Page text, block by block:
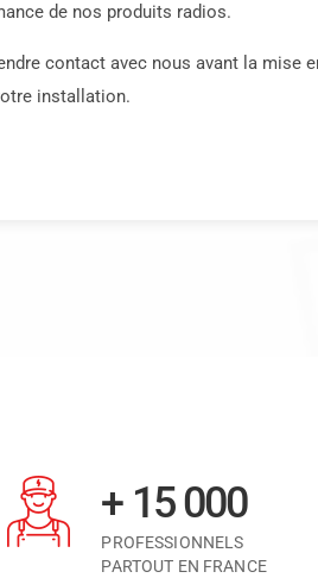
de nos produits radios.
contact avec nous avant la mise
installation.
+ 15 000
PROFESSIONNELS
PARTOUT EN FRANCE